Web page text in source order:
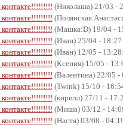
(Николаша) 21/03 -
(Полянская
(Машка:D) 19/04 -
(Иван) 25/04 -
(Иван) 12/05 -
(Ксения) 15/05 -
(Валентина) 22/05 -
(Twink) 15/10 -
(кирилл) 27/11 -
(Миша) 03/12 -
(Настя) 03/08 -